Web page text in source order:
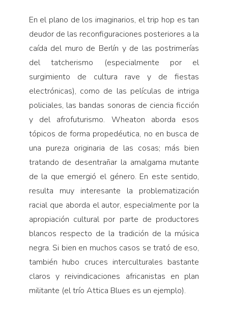
En el plano de los imaginarios, el trip hop es tan
deudor de las reconfiguraciones posteriores a la
caída del muro de Berlín y de las postrimerías
del tatcherismo (especialmente por el
surgimiento de cultura rave y de fiestas
electrónicas), como de las películas de intriga
policiales, las bandas sonoras de ciencia ficción
y del afrofuturismo. Wheaton aborda esos
tópicos de forma propedéutica, no en busca de
una pureza originaria de las cosas; más bien
tratando de desentrañar la amalgama mutante
de la que emergió el género. En este sentido,
resulta muy interesante la problematización
racial que aborda el autor, especialmente por la
apropiación cultural por parte de productores
blancos respecto de la tradición de la música
negra. Si bien en muchos casos se trató de eso,
también hubo cruces interculturales bastante
claros y reivindicaciones africanistas en plan
militante (el trío Attica Blues es un ejemplo).